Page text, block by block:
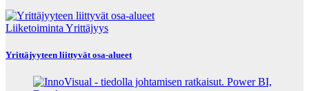
Liiketoiminta Yrittäjyys
Yrittäjyyteen liittyvät osa-alueet